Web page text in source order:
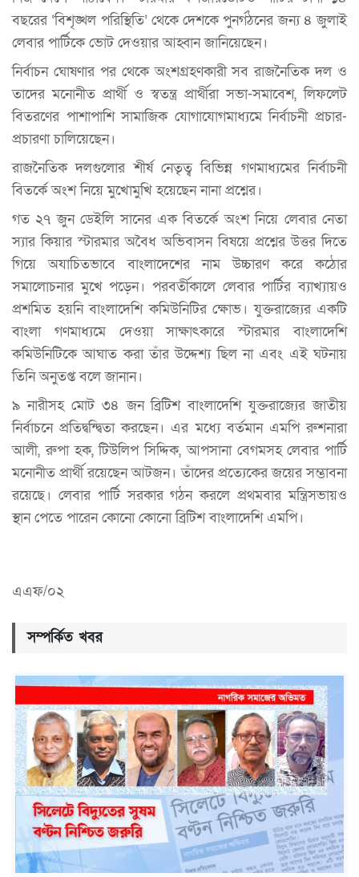
বছরের ‘বিশৃঙ্খল পরিস্থিতি’ থেকে দেশকে পুনর্গঠনের জন্য ৪ জুলাই
লেবার পার্টিকে ভোট দেওয়ার আহ্বান জানিয়েছেন।
নির্বাচন ঘোষণার পর থেকে অংশগ্রহণকারী সব রাজনৈতিক দল ও
তাদের মনোনীত প্রার্থী ও স্বতন্ত্র প্রার্থীরা সভা-সমাবেশ, লিফলেট
বিতরণের পাশাপাশি সামাজিক যোগাযোগমাধ্যমে নির্বাচনী প্রচার-
প্রচারণা চালিয়েছেন।
রাজনৈতিক দলগুলোর শীর্ষ নেতৃত্ব বিভিন্ন গণমাধ্যমের নির্বাচনী
বিতর্কে অংশ নিয়ে মুখোমুখি হয়েছেন নানা প্রশ্নের।
গত ২৭ জুন ডেইলি সানের এক বিতর্কে অংশ নিয়ে লেবার নেতা
স্যার কিয়ার স্টারমার অবৈধ অভিবাসন বিষয়ে প্রশ্নের উত্তর দিতে
গিয়ে অযাচিতভাবে বাংলাদেশের নাম উচ্চারণ করে কঠোর
সমালোচনার মুখে পড়েন। পরবর্তীকালে লেবার পার্টির ব্যাখ্যায়ও
প্রশমিত হয়নি বাংলাদেশি কমিউনিটির ক্ষোভ। যুক্তরাজ্যের একটি
বাংলা গণমাধ্যমে দেওয়া সাক্ষাৎকারে স্টারমার বাংলাদেশি
কমিউনিটিকে আঘাত করা তাঁর উদ্দেশ্য ছিল না এবং এই ঘটনায়
তিনি অনুতপ্ত বলে জানান।
৯ নারীসহ মোট ৩৪ জন ব্রিটিশ বাংলাদেশি যুক্তরাজ্যের জাতীয়
নির্বাচনে প্রতিদ্বন্দ্বিতা করছেন। এর মধ্যে বর্তমান এমপি রুশনারা
আলী, রুপা হক, টিউলিপ সিদ্দিক, আপসানা বেগমসহ লেবার পার্টি
মনোনীত প্রার্থী রয়েছেন আটজন। তাঁদের প্রত্যেকের জয়ের সম্ভাবনা
রয়েছে। লেবার পার্টি সরকার গঠন করলে প্রথমবার মন্ত্রিসভায়ও
স্থান পেতে পারেন কোনো কোনো ব্রিটিশ বাংলাদেশি এমপি।
এএফ/০২
সম্পর্কিত খবর